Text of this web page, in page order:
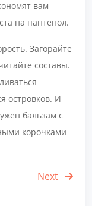
вам
на пантенол.
Загорайте
составы.
островков. И
бальзам с
корочками
Next